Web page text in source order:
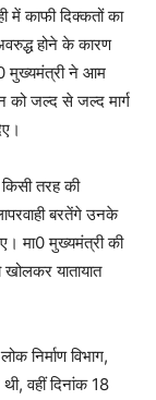
में काफी दिक्कतों का
होने के कारण
मुख्यमंत्री ने आम
को जल्द से जल्द मार्ग
तरह की
बरतेंगे उनके
मा0 मुख्यमंत्री की
यातायात
निर्माण विभाग,
वहीं दिनांक 18